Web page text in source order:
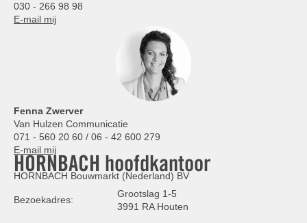
030 - 266 98 98
E-mail mij
Fenna Zwerver
Van Hulzen Communicatie
071 - 560 20 60 / 06 - 42 600 279
E-mail mij
HORNBACH hoofdkantoor
HORNBACH Bouwmarkt (Nederland) BV
Bezoekadres:
Grootslag 1-5
3991 RA Houten